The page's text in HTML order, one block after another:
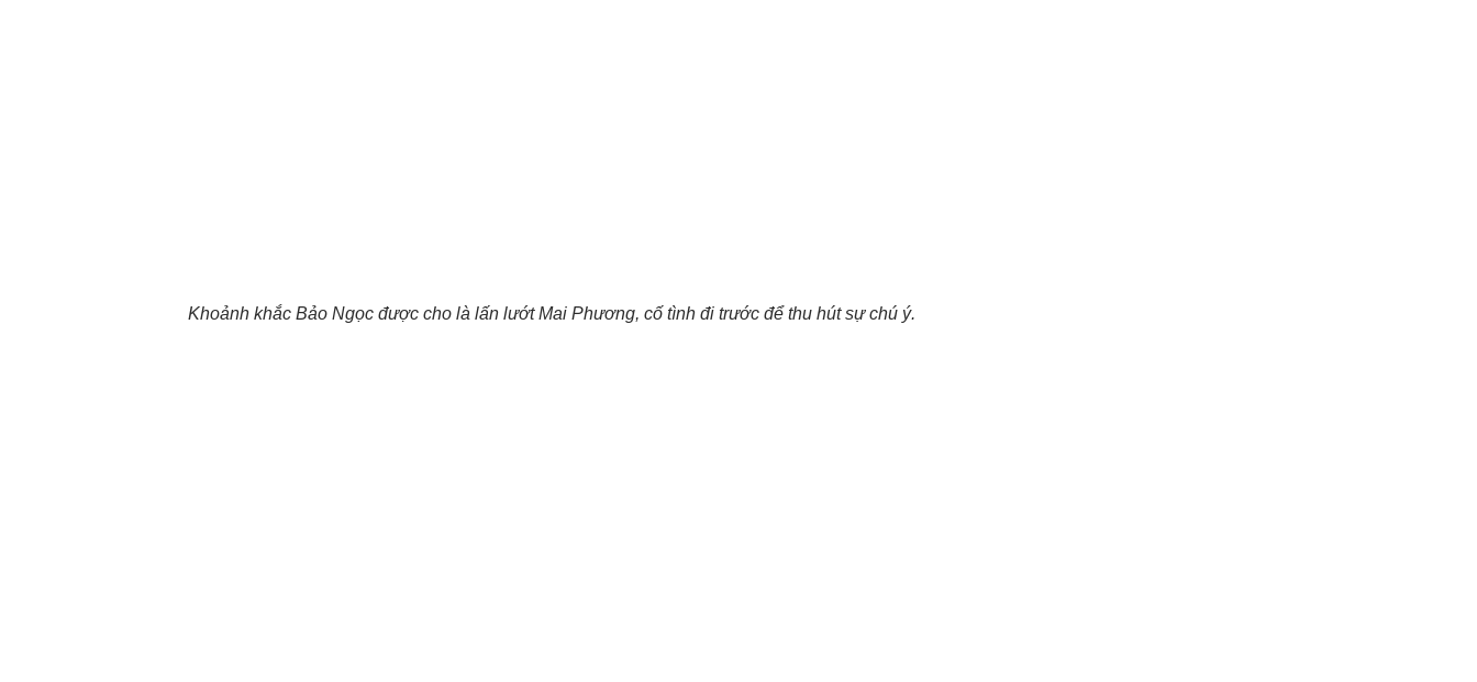
Khoảnh khắc Bảo Ngọc được cho là lấn lướt Mai Phương, cố tình đi trước để thu hút sự chú ý.